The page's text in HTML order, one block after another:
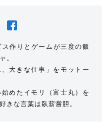
作りとゲームが三度の飯
。
、大きな仕事」をモットー
めたイモリ（富士丸）を
きな言葉は臥薪嘗胆。